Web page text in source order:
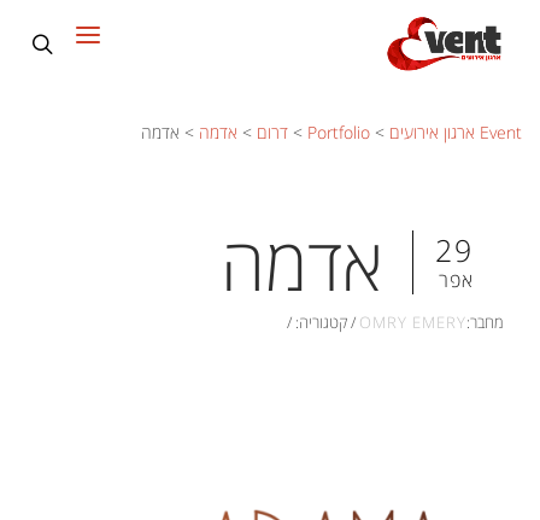
Event ארגון אירועים >
Portfolio
> דרום > אדמה > אדמה
29
אפר אדמה
מחבר:OMRY EMERY
/קטגוריה: /